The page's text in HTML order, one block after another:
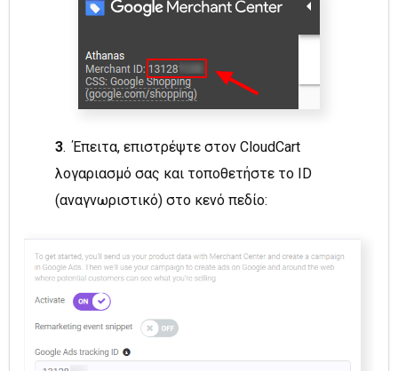
3. Έπειτα, επιστρέψτε στον CloudCart
λογαριασμό σας και τοποθετήστε το ID
(αναγνωριστικό) στο κενό πεδίο: